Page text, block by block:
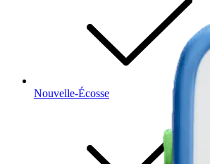
Nouvelle-Écosse